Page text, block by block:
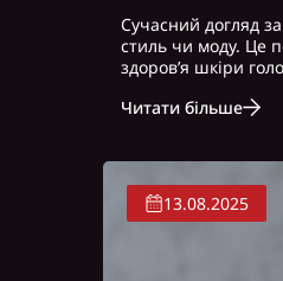
Сучасний догляд
стиль чи моду. Це
здоров’я шкіри
часто нехтують
Читати більше
13.08.2025